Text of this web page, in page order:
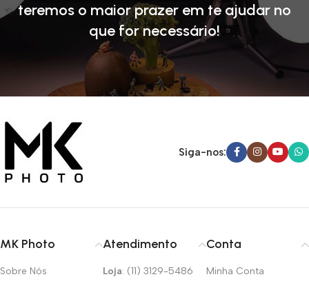
teremos o maior prazer em te ajudar no
que for necessário!
Siga-nos:
MK Photo
Sobre Nós
Atendimento
Loja: (11) 3129-5486
Conta
Minha Conta